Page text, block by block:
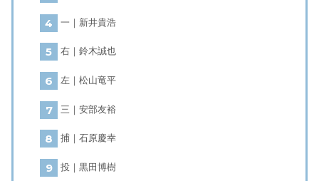
一｜新井貴浩
右｜鈴木誠也
左｜松山竜平
三｜安部友裕
捕｜石原慶幸
投｜黒田博樹